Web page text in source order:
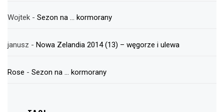
Wojtek - Sezon na … kormorany
janusz - Nowa Zelandia 2014 (13) – węgorze i ulewa
Rose - Sezon na … kormorany